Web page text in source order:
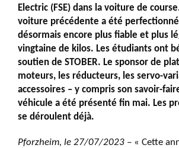
Electric (FSE) dans la voiture de
voiture précédente a été
désormais encore plus fiable et plus
vingtaine de kilos. Les étudiants ont
soutien de STOBER. Le sponsor de
moteurs, les réducteurs, les servo-
accessoires – y compris son savoir-
véhicule a été présenté fin mai. Les
se déroulent déjà.
Pforzheim, le 27/07/2023 – « Cette